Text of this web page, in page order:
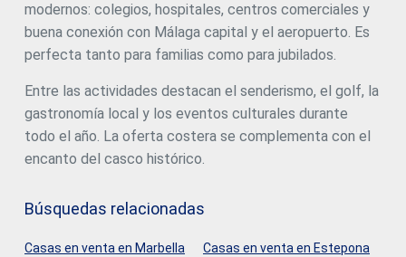
modernos: colegios, hospitales, centros comerciales y
buena conexión con Málaga capital y el aeropuerto. Es
perfecta tanto para familias como para jubilados.
Entre las actividades destacan el senderismo, el golf, la
gastronomía local y los eventos culturales durante
todo el año. La oferta costera se complementa con el
encanto del casco histórico.
Búsquedas relacionadas
Casas en venta en Marbella
Casas en venta en Estepona